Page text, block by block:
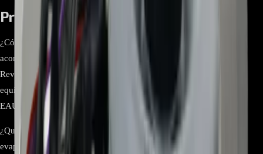
Preguntas frecuentes
¿Cómo confirmo que el EAU62064602 es compatible con mi aire
acondicionado?
Revise la etiqueta del motor retirado o el manual de servicio de su
equipo. El número de parte debe coincidir exactamente con
EAU62064602.
¿Qué síntomas indican que debo reemplazar el motor de la
evaporadora?